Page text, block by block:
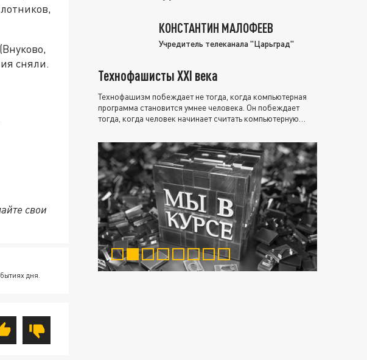
сняли.
свои
дня.
КОНСТАНТИН МАЛОФЕЕВ
Учредитель телеканала "Царьград"
Технофашисты XXI века
Технофашизм побеждает не тогда, когда компьютерная
программа становится умнее человека. Он побеждает
тогда, когда человек начинает считать компьютерную